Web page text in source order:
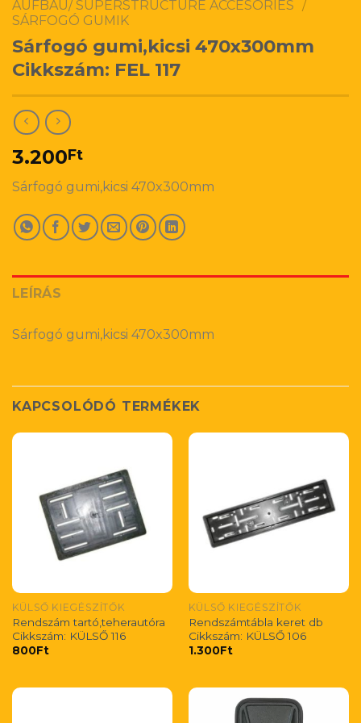
AUFBAU/ SUPERSTRUCTURE ACCESORIES
/
SÁRFOGÓ GUMIK
Sárfogó gumi,kicsi 470x300mm
Cikkszám: FEL 117
3.200Ft
Sárfogó gumi,kicsi 470x300mm
LEÍRÁS
Sárfogó gumi,kicsi 470x300mm
KAPCSOLÓDÓ TERMÉKEK
KÜLSŐ KIEGÉSZÍTŐK
Rendszám tartó,teherautóra
Cikkszám: KÜLSŐ 116
800Ft
KÜLSŐ KIEGÉSZÍTŐK
Rendszámtábla keret db
Cikkszám: KÜLSŐ 106
1.300Ft